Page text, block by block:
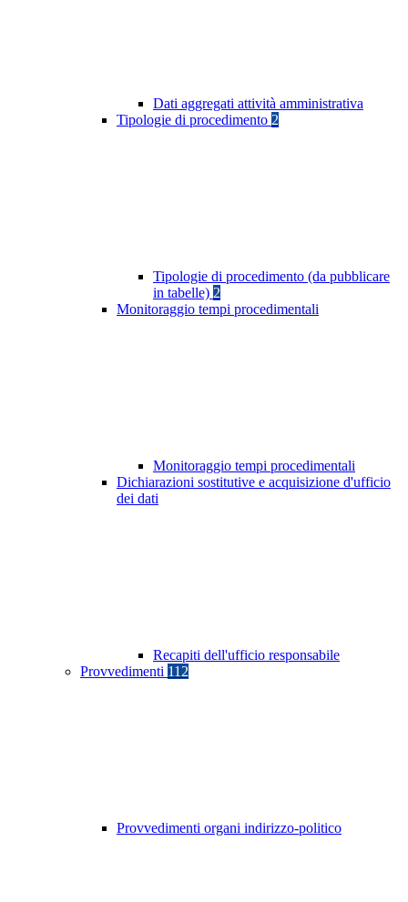
Dati aggregati attività amministrativa
Tipologie di procedimento 2
Tipologie di procedimento (da pubblicare
in tabelle) 2
Monitoraggio tempi procedimentali
Monitoraggio tempi procedimentali
Dichiarazioni sostitutive e acquisizione d'ufficio
dei dati
Recapiti dell'ufficio responsabile
Provvedimenti 112
Provvedimenti organi indirizzo-politico